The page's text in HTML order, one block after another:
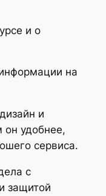
и о
на
и
удобнее,
сервиса.
с
защитой